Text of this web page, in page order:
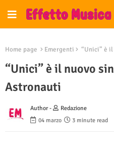
Home page Emergenti “Unici” è
“Unici” è il nuovo
Astronauti
Author -
Redazione
04 marzo
3 minute read